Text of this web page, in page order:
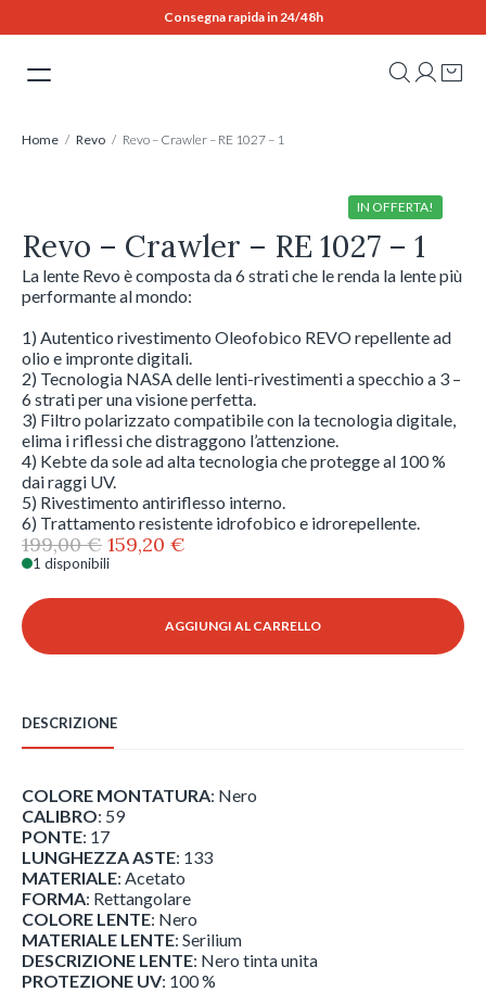
to
Consegna rapida in 24/48h
Home / Revo / Revo – Crawler – RE 1027 – 1
IN OFFERTA!
Revo – Crawler – RE 1027 – 1
La lente Revo è composta da 6 strati che le renda la lente più
performante al mondo:
1) Autentico rivestimento Oleofobico REVO repellente ad
olio e impronte digitali.
2) Tecnologia NASA delle lenti-rivestimenti a specchio a 3 –
6 strati per una visione perfetta.
3) Filtro polarizzato compatibile con la tecnologia digitale,
elima i riflessi che distraggono l’attenzione.
4) Kebte da sole ad alta tecnologia che protegge al 100 %
dai raggi UV.
5) Rivestimento antiriflesso interno.
6) Trattamento resistente idrofobico e idrorepellente.
199,00€ Il
prezzo
199,00 €.
159,20 €
159,20 €.
1 disponibili
Crawler
-
1
quantità
AGGIUNGI AL CARRELLO
DESCRIZIONE
COLORE MONTATURA: Nero
CALIBRO: 59
PONTE: 17
LUNGHEZZA ASTE: 133
MATERIALE: Acetato
FORMA: Rettangolare
COLORE LENTE: Nero
MATERIALE LENTE: Serilium
DESCRIZIONE LENTE: Nero tinta unita
PROTEZIONE UV: 100 %